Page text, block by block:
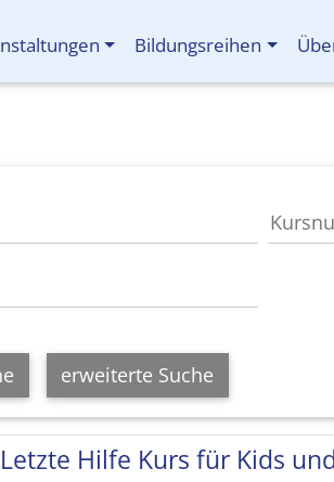
Bildungsreihen
erweiterte Suche
Letzte Hilfe Kurs für Kids